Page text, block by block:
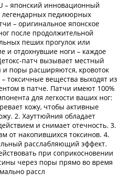
– японский инновационный
легендарных педикюрных
– оригинальное японское
после продолжительной
пеших прогулок или
и отдохнувшие ноги – каждое
патч вызывает местный
и поры расширяются, кровоток
– токсичные вещества выходят из
в патче. Патчи имеют 100%
для легкости ваших ног:
кожу, чтобы активные
2. Хауттюйния обладает
и снимает отечность. 3.
от накопившихся токсинов. 4.
расслабляющий эффект.
при соприкосновении
через поры прямо во время
рассл